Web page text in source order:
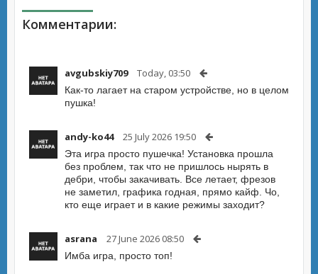
Комментарии:
avgubskiy709 Today, 03:50
Как-то лагает на старом устройстве, но в целом
пушка!
andy-ko44 25 July 2026 19:50
Эта игра просто пушечка! Установка прошла
без проблем, так что не пришлось нырять в
дебри, чтобы закачивать. Все летает, фрезов
не заметил, графика годная, прямо кайф. Чо,
кто еще играет и в какие режимы заходит?
asrana 27 June 2026 08:50
Имба игра, просто топ!